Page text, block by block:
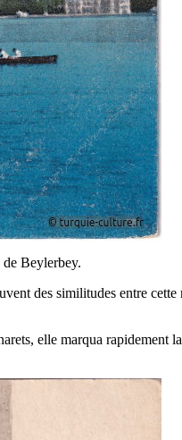
Beylerbey.
des similitudes entre cette
elle marqua rapidement